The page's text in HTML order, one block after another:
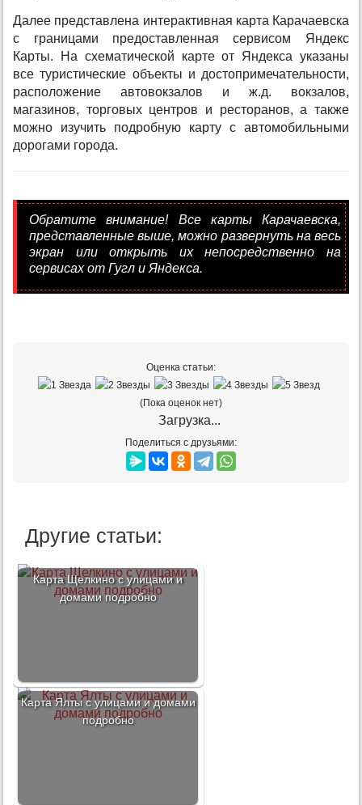
Далее представлена интерактивная карта Карачаевска
с границами предоставленная сервисом Яндекс
Карты. На схематической карте от Яндекса указаны
все туристические объекты и достопримечательности,
расположение автовокзалов и ж.д. вокзалов,
магазинов, торговых центров и ресторанов, а также
можно изучить подробную карту с автомобильными
дорогами города.
Обратите внимание! Все карты Карачаевска,
представленные выше, можно развернуть на весь
экран или открыть их непосредственно на
сервисах от Гугл и Яндекса.
Оценка статьи:
(Пока оценок нет)
Загрузка...
Поделиться с друзьями:
Другие статьи:
Карта Щелкино с улицами и
домами подробно
Карта Ялты с улицами и домами
подробно